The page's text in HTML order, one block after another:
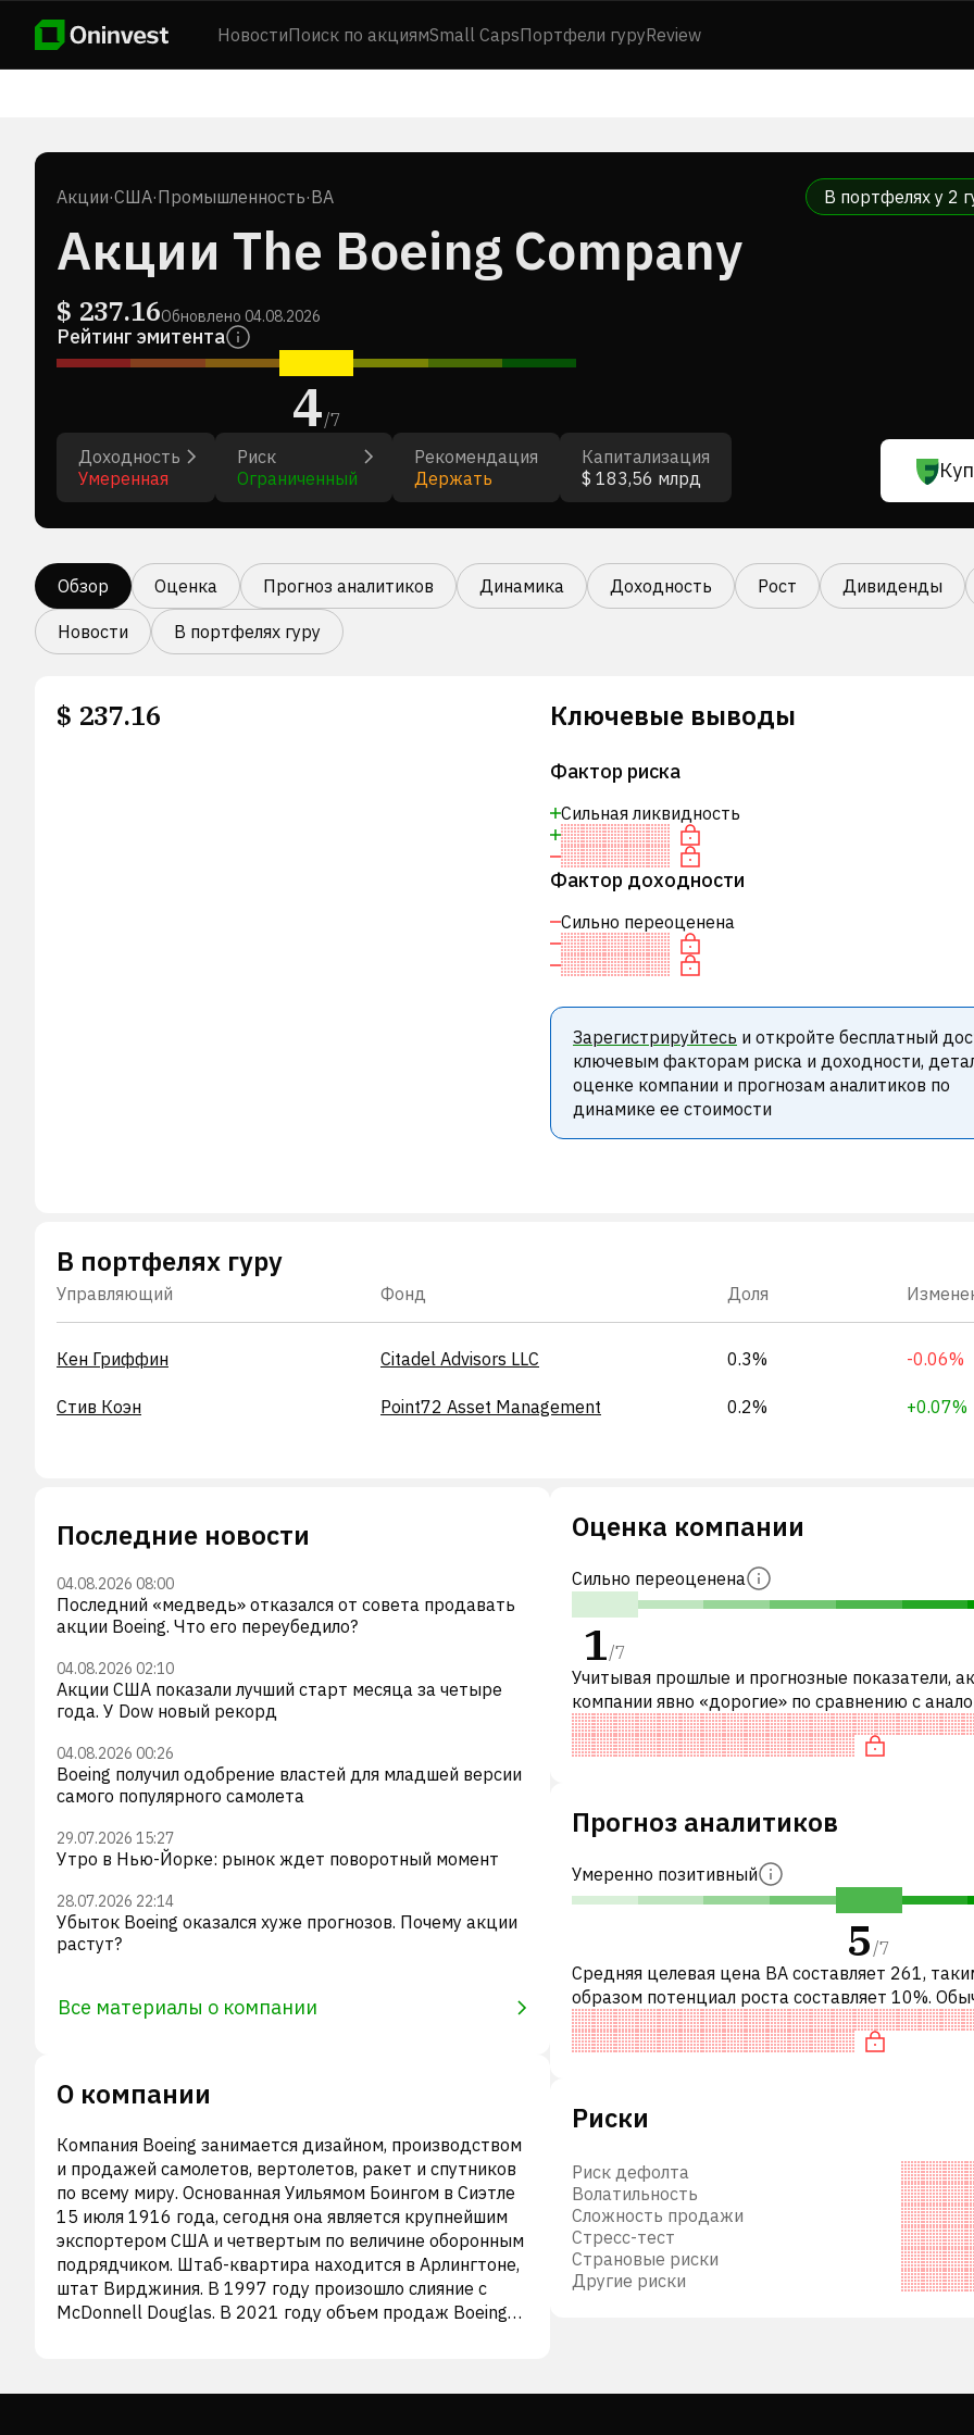
НовостиПоиск по акциямSmall CapsПортфели гуруReview
Акции·США·Промышленность·BA В портфелях у 2
Акции The Boeing Company
$ 237.16Обновлено 04.08.2026
Рейтинг эмитента
4/7
Доходность
Умеренная
Риск
Ограниченный
Рекомендация
Держать
Капитализация
$ 183,56 млрд
Обзор Оценка Прогноз аналитиков Динамика Доходность Рост Дивиденды
Новости В портфелях гуру
$ 237.16 Ключевые выводы
Фактор риска
Сильная ликвидность
Фактор доходности
Сильно переоценена
Зарегистрируйтесь и откройте бесплатный
ключевым факторам риска и доходности,
оценке компании и прогнозам аналитиков по
динамике ее стоимости
В портфелях гуру
Управляющий Фонд Доля
Кен Гриффин Citadel Advisors LLC 0.3% -0.06%
Стив Коэн Point72 Asset Management 0.2% +0.07%
Последние новости
04.08.2026 08:00
Последний «медведь» отказался от совета продавать
акции Boeing. Что его переубедило?
04.08.2026 02:10
Акции США показали лучший старт месяца за четыре
года. У Dow новый рекорд
04.08.2026 00:26
Boeing получил одобрение властей для младшей версии
самого популярного самолета
29.07.2026 15:27
Утро в Нью-Йорке: рынок ждет поворотный момент
28.07.2026 22:14
Убыток Boeing оказался хуже прогнозов. Почему акции
растут?
Все материалы о компании
О компании
Компания Boeing занимается дизайном, производством
и продажей самолетов, вертолетов, ракет и спутников
по всему миру. Основанная Уильямом Боингом в Сиэтле
15 июля 1916 года, сегодня она является крупнейшим
экспортером США и четвертым по величине оборонным
подрядчиком. Штаб-квартира находится в Арлингтоне,
штат Вирджиния. В 1997 году произошло слияние с
McDonnell Douglas. В 2021 году объем продаж Boeing
Оценка компании
Сильно переоценена
1/7
Учитывая прошлые и прогнозные показатели,
компании явно «дорогие» по сравнению с
компаниями. В частности, акция «дорогая» по
переоценена по EV/EBI
Прогноз аналитиков
Умеренно позитивный
5/7
Средняя целевая цена BA составляет 261,
образом потенциал роста составляет 10%.
означает рекомендацию «ДЕРЖАТЬ» среди
инвестиционных компаний. Эта нейтра
Риски
Риск дефолта
Волатильность
Сложность продажи
Стресс-тест
Страновые риски
Другие риски